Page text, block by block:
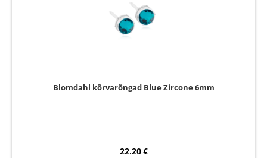
Blomdahl kõrvarõngad Blue Zircone 6mm
22.20€